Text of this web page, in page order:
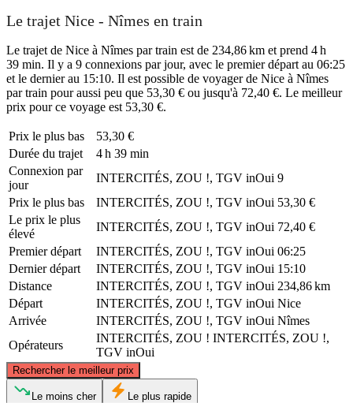
Le trajet Nice - Nîmes en train
Le trajet de Nice à Nîmes par train est de 234,86 km et prend 4 h
39 min. Il y a 9 connexions par jour, avec le premier départ au 06:25
et le dernier au 15:10. Il est possible de voyager de Nice à Nîmes
par train pour aussi peu que 53,30 € ou jusqu'à 72,40 €. Le meilleur
prix pour ce voyage est 53,30 €.
Prix ​​le plus bas
53,30 €
Durée du trajet
4 h 39 min
Connexion par
jour
INTERCITÉS, ZOU !, TGV inOui 9
Prix ​​le plus bas
INTERCITÉS, ZOU !, TGV inOui 53,30 €
Le prix le plus
élevé
INTERCITÉS, ZOU !, TGV inOui 72,40 €
Premier départ
INTERCITÉS, ZOU !, TGV inOui 06:25
Dernier départ
INTERCITÉS, ZOU !, TGV inOui 15:10
Distance
INTERCITÉS, ZOU !, TGV inOui 234,86 km
Départ
INTERCITÉS, ZOU !, TGV inOui Nice
Arrivée
INTERCITÉS, ZOU !, TGV inOui Nîmes
Opérateurs
INTERCITÉS, ZOU ! INTERCITÉS, ZOU !,
TGV inOui
Rechercher le meilleur prix
Le moins cher Le plus rapide